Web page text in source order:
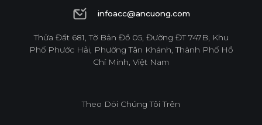
1900 6944
infoacc@ancuong.com
infoacc@ancuong.com
Thửa Đất 681, Tờ Bản Đồ 05, Đường ĐT 747B, Khu
Phố Phước Hải, Phường Tân Khánh, Thành Phố Hồ
Chí Minh, Việt Nam
Theo Dõi Chúng Tôi Trên